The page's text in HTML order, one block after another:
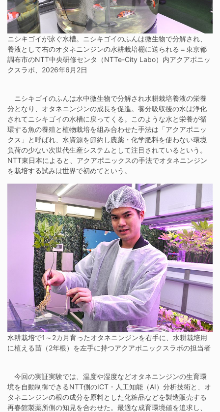
ニシキゴイが泳ぐ水槽。ニシキゴイのふんは微生物で分解され、
養液として右のオタネニンジンの水耕栽培棚に送られる＝東京都
調布市のNTT中央研修センタ（NTTe-City Labo）内アクアポニッ
クスラボ、2026年6月2日
ニシキゴイのふんは水中微生物で分解され水耕栽培養液の栄養
分となり、オタネニンジンの成長を促進。養分吸収後の水は浄化
されてニシキゴイの水槽に戻ってくる。このような水と栄養が循
環する魚の養殖と植物栽培を組み合わせた手法は「アクアポニッ
クス」と呼ばれ、水資源を節約し農薬・化学肥料を使わない環境
負荷の少ない次世代生産システムとして注目されているという。
NTT東日本によると、アクアポニックスの手法でオタネニンジン
を栽培する試みは世界で初めてという。
水耕栽培で1～2カ月育ったオタネニンジンを右手に、水耕栽培用
に植える苗（2年根）を左手に持つアクアポニックスラボの担当者
今回の実証実験では、温度や湿度などオタネニンジンの生育環
境を自動制御できるNTT側のICT・人工知能（AI）分析技術と、オ
タネニンジンの根の成分を原料とした化粧品などを製造販売する
再春館製薬所側の知見を合わせた。最適な成育環境値を追求し、